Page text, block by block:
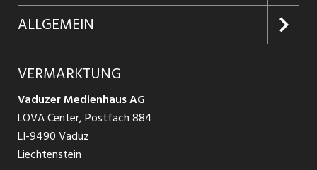
Firmen entdecken
Jobs in Graubünden
Jobs in St. Gallen
Jobs in Glarus
Jobs in der Südostschweiz
Inserieren
Produkte
Schnittstelle
Glossar
Ratgeber Bewerbung / Rekrutierung
ALLGEMEIN
AGB
Datenschutzbestimmungen
Nutzungsbedingungen
VERMARKTUNG
Vaduzer Medienhaus AG
LOVA Center, Postfach 884
LI-9490 Vaduz
Liechtenstein